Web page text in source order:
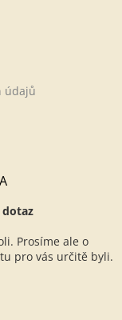
údajů
Prosíme ale o
pro vás určitě byli.